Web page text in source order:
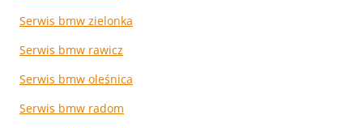
Serwis bmw zielonka
Serwis bmw rawicz
Serwis bmw oleśnica
Serwis bmw radom